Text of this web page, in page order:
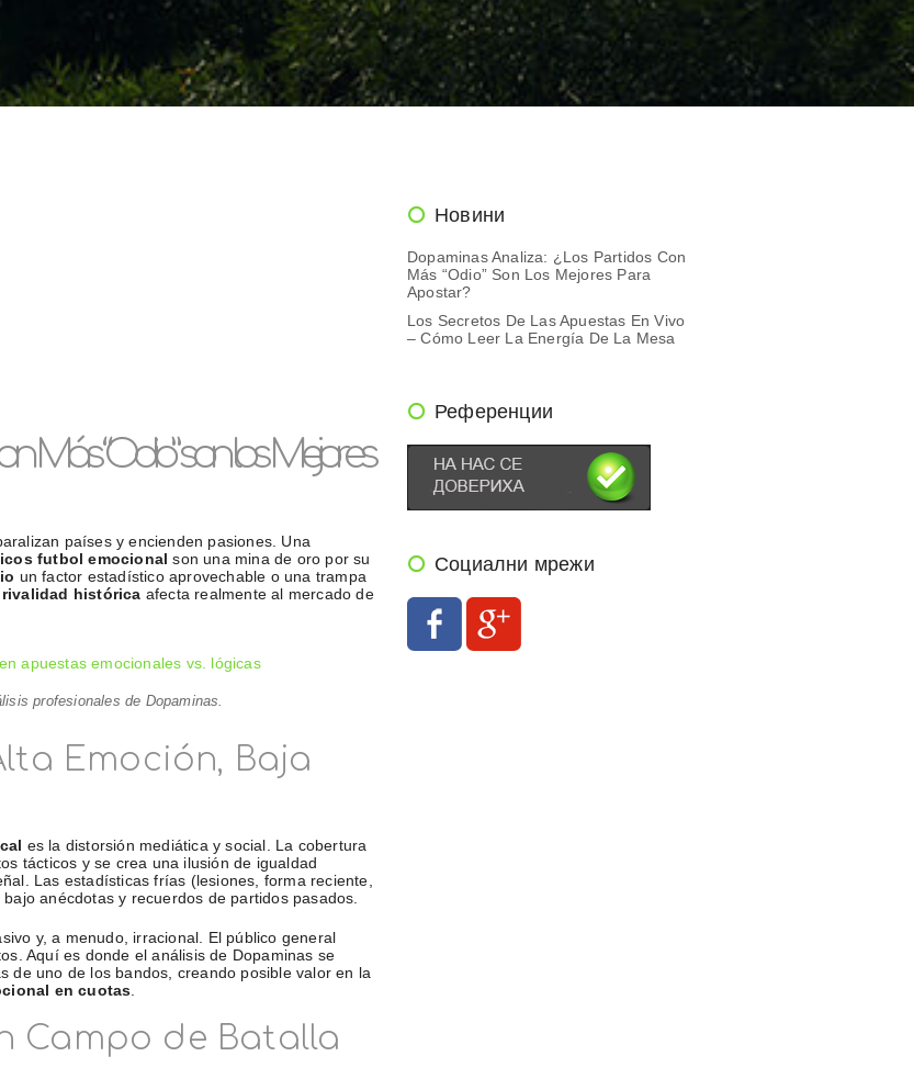
Más “Odio” son los Mejores
países y encienden pasiones. Una
futbol emocional son una mina de oro por su
un factor estadístico aprovechable o una trampa
rivalidad histórica afecta realmente al mercado de
profesionales de Dopaminas.
Emoción, Baja
es la distorsión mediática y social. La cobertura
tácticos y se crea una ilusión de igualdad
Las estadísticas frías (lesiones, forma reciente,
anécdotas y recuerdos de partidos pasados.
y, a menudo, irracional. El público general
Aquí es donde el análisis de Dopaminas se
de uno de los bandos, creando posible valor en la
en cuotas.
Campo de Batalla
Новини
Dopaminas Analiza: ¿Los Partidos Con
Más “Odio” Son Los Mejores Para
Apostar?
Los Secretos De Las Apuestas En Vivo
– Cómo Leer La Energía De La Mesa
Референции
Социални мрежи